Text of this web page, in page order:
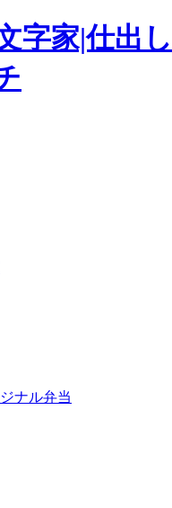
字家|仕出
ナル弁当